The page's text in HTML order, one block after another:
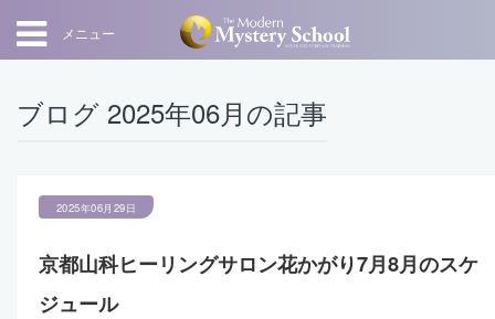
メニュー
ブログ 2025年06月の記事
2025年06月29日
京都山科ヒーリングサロン花かがり7月8月のスケ
ジュール